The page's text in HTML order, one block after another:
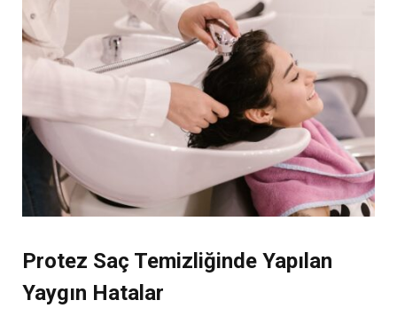
Protez Saç Temizliğinde Yapılan
Yaygın Hatalar